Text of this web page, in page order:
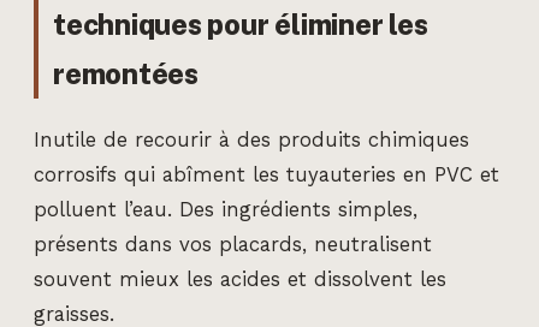
techniques pour éliminer les
remontées
Inutile de recourir à des produits chimiques
corrosifs qui abîment les tuyauteries en PVC et
polluent l’eau. Des ingrédients simples,
présents dans vos placards, neutralisent
souvent mieux les acides et dissolvent les
graisses.